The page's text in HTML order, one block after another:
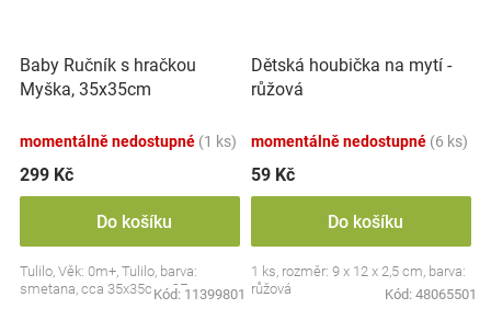
Baby Ručník s hračkou
Myška, 35x35cm
momentálně nedostupné (1 ks)
299 Kč
Do košíku
Tulilo, Věk: 0m+, Tulilo, barva:
smetana, cca 35x35cm, CE
Kód: 11399801
Dětská houbička na mytí -
růžová
momentálně nedostupné (6 ks)
59 Kč
Do košíku
1 ks, rozměr: 9 x 12 x 2,5 cm, barva:
růžová
Kód: 48065501